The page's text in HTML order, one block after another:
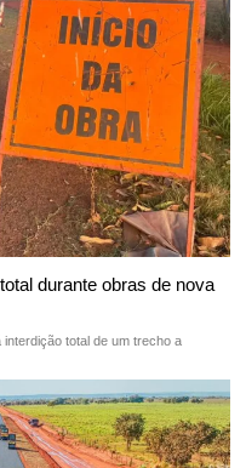
durante obras de nova
interdição total de um trecho a